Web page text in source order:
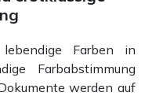
Farben in
Farbabstimmung
werden auf